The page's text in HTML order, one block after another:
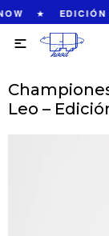
★ EDICIÓN

Leo –